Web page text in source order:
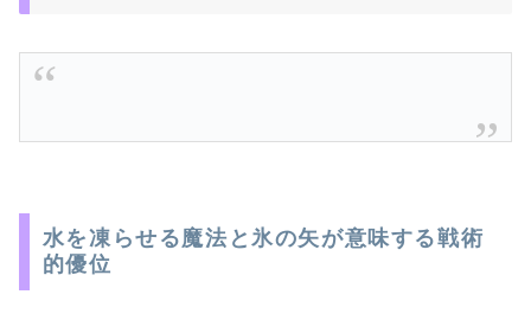
水を凍らせる魔法と氷の矢が意味する戦術
的優位